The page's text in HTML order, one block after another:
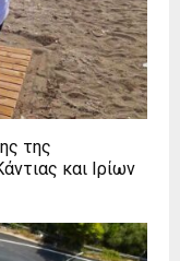
της
και Ιρίων